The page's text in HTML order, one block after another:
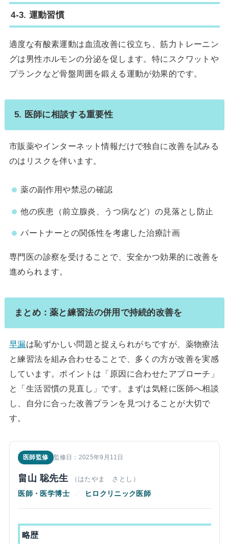
4-3. 運動習慣
適度な有酸素運動は血流改善に役立ち、筋力トレーニン
グは男性ホルモンの分泌を促します。特にスクワットや
プランクなど骨盤周囲を鍛える運動が効果的です。
5. 医師に相談する重要性
市販薬やインターネット情報だけで独自に改善を試みる
のはリスクを伴います。
薬の副作用や禁忌の確認
他の疾患（前立腺炎、うつ病など）の見落とし防止
パートナーとの関係性を考慮した治療計画
専門医の診察を受けることで、安全かつ効果的に改善を
進められます。
まとめ：薬と練習法の併用で持続的改善を
早漏は恥ずかしい問題と捉えられがちですが、薬物療法
と練習法を組み合わせることで、多くの方が改善を実感
しています。ポイントは「原因に合わせたアプローチ」
と「生活習慣の見直し」です。まずは気軽に医師へ相談
し、自分に合った改善プランを見つけることが大切で
す。
医師監修 監修日：2025年9月11日
畠山 聡先生 （はたやま さとし）
医師・医学博士 ／ ヒロクリニック医師
略歴